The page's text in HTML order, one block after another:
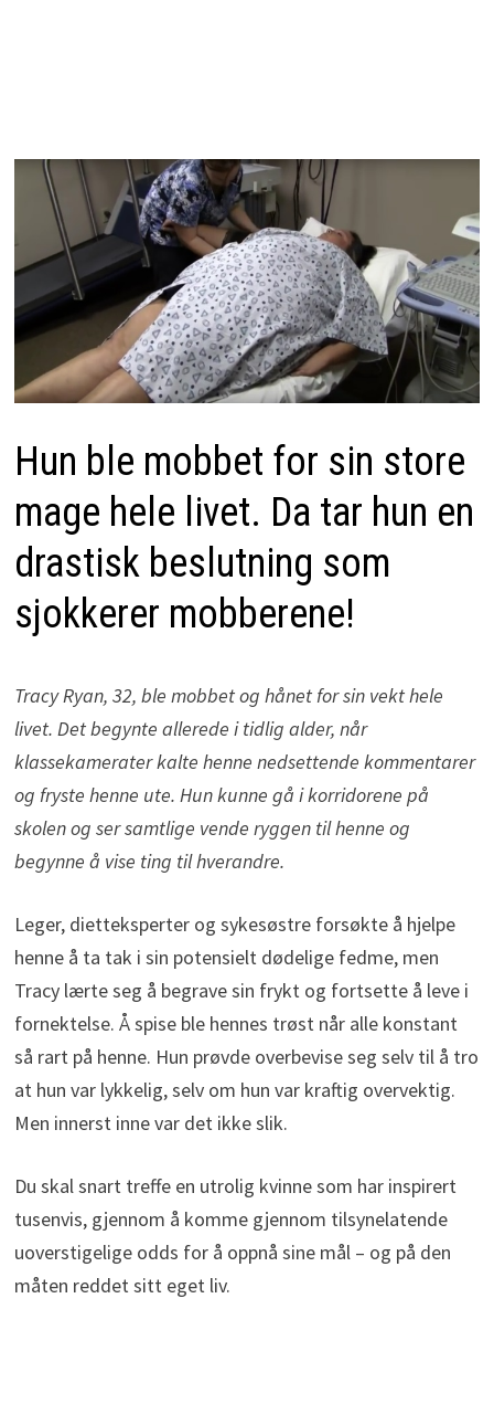
Hun ble mobbet for sin store
mage hele livet. Da tar hun en
drastisk beslutning som
sjokkerer mobberene!
Tracy Ryan, 32, ble mobbet og hånet for sin vekt hele
livet. Det begynte allerede i tidlig alder, når
klassekamerater kalte henne nedsettende kommentarer
og fryste henne ute. Hun kunne gå i korridorene på
skolen og ser samtlige vende ryggen til henne og
begynne å vise ting til hverandre.
Leger, dietteksperter og sykesøstre forsøkte å hjelpe
henne å ta tak i sin potensielt dødelige fedme, men
Tracy lærte seg å begrave sin frykt og fortsette å leve i
fornektelse. Å spise ble hennes trøst når alle konstant
så rart på henne. Hun prøvde overbevise seg selv til å tro
at hun var lykkelig, selv om hun var kraftig overvektig.
Men innerst inne var det ikke slik.
Du skal snart treffe en utrolig kvinne som har inspirert
tusenvis, gjennom å komme gjennom tilsynelatende
uoverstigelige odds for å oppnå sine mål – og på den
måten reddet sitt eget liv.